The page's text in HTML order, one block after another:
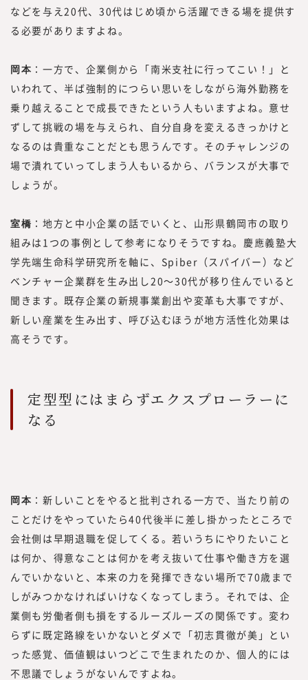
などを与え20代、30代はじめ頃から活躍できる場を提供す
る必要がありますよね。
岡本 ：一方で、企業側から「南米支社に行ってこい！」と
いわれて、半ば強制的につらい思いをしながら海外勤務を
乗り越えることで成長できたという人もいますよね。意せ
ずして挑戦の場を与えられ、自分自身を変えるきっかけと
なるのは貴重なことだとも思うんです。そのチャレンジの
場で潰れていってしまう人もいるから、バランスが大事で
しょうが。
室橋 ：地方と中小企業の話でいくと、山形県鶴岡市の取り
組みは1つの事例として参考になりそうですね。慶應義塾大
学先端生命科学研究所を軸に、Spiber（スパイバー）など
ベンチャー企業群を生み出し20～30代が移り住んでいると
聞きます。既存企業の新規事業創出や変革も大事ですが、
新しい産業を生み出す、呼び込むほうが地方活性化効果は
高そうです。
定型型にはまらずエクスプローラーに
なる
岡本 ：新しいことをやると批判される一方で、当たり前の
ことだけをやっていたら40代後半に差し掛かったところで
会社側は早期退職を促してくる。若いうちにやりたいこと
は何か、得意なことは何かを考え抜いて仕事や働き方を選
んでいかないと、本来の力を発揮できない場所で70歳まで
しがみつかなければいけなくなってしまう。それでは、企
業側も労働者側も損をするルーズルーズの関係です。変わ
らずに既定路線をいかないとダメで「初志貫徹が美」とい
った感覚、価値観はいつどこで生まれたのか、個人的には
不思議でしょうがないんですよね。